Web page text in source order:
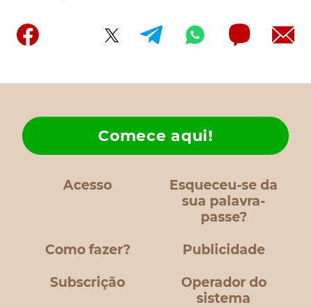
Acesso
Esqueceu-se da
sua palavra-
passe?
Como fazer?
Comece aqui!
Publicidade
Subscrição
Operador do
sistema